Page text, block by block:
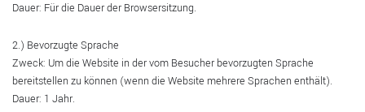
Dauer: Für die Dauer der Browsersitzung.
2.) Bevorzugte Sprache
Zweck: Um die Website in der vom Besucher bevorzugten Sprache
bereitstellen zu können (wenn die Website mehrere Sprachen enthält).
Dauer: 1 Jahr.